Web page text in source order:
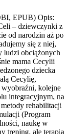
EPUB) Opis:
– dziewczynki z
od narodzin aż po
się z niej,
ludzi obciążonych
mama Cecylii
dziecka
Cecylię,
wyobraźni, kolejne
integracyjnym, na
rehabilitacji
(Program
naukę w
trening, ale terapia